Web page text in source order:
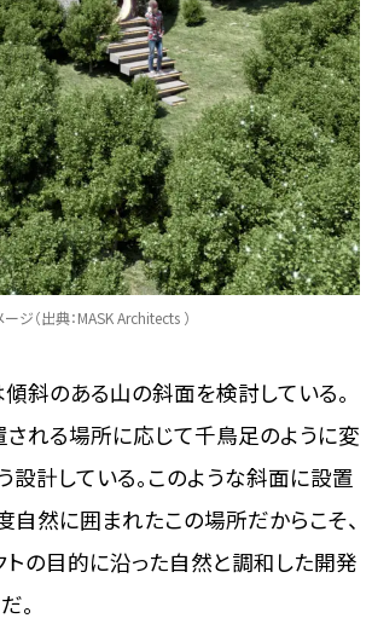
ジ（出典：MASK Architects ）
斜のある山の斜面を検討している。
れる場所に応じて千鳥足のように変
設計している。このような斜面に設置
自然に囲まれたこの場所だからこそ、
の目的に沿った自然と調和した開発
。